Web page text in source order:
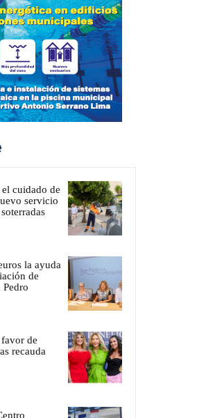
cuidado de
servicio
la ayuda
de
de
recauda